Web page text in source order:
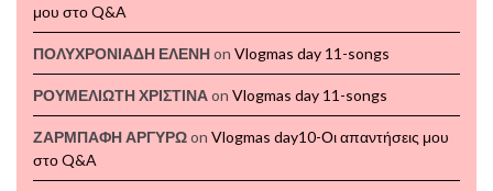
μου στο Q&A
ΠΟΛΥΧΡΟΝΙΑΔΗ ΕΛΕΝΗon Vlogmas day 11-songs
ΡΟΥΜΕΛΙΩΤΗ ΧΡΙΣΤΙΝΑon Vlogmas day 11-songs
ΖΑΡΜΠΑΦΗ ΑΡΓΥΡΩon Vlogmas day10-Οι απαντήσεις μου
στο Q&A